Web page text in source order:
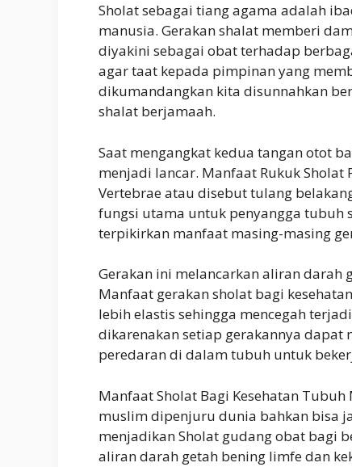
Sholat sebagai tiang agama adalah
manusia. Gerakan shalat memberi
diyakini sebagai obat terhadap
agar taat kepada pimpinan yang
dikumandangkan kita disunnahkan
shalat berjamaah.
Saat mengangkat kedua tangan otot
menjadi lancar. Manfaat Rukuk
Vertebrae atau disebut tulang
fungsi utama untuk penyangga tubuh
terpikirkan manfaat masing-masing
Gerakan ini melancarkan aliran darah
Manfaat gerakan sholat bagi
lebih elastis sehingga mencegah
dikarenakan setiap gerakannya
peredaran di dalam tubuh untuk
Manfaat Sholat Bagi Kesehatan
muslim dipenjuru dunia bahkan bisa
menjadikan Sholat gudang obat bagi
aliran darah getah bening limfe dan